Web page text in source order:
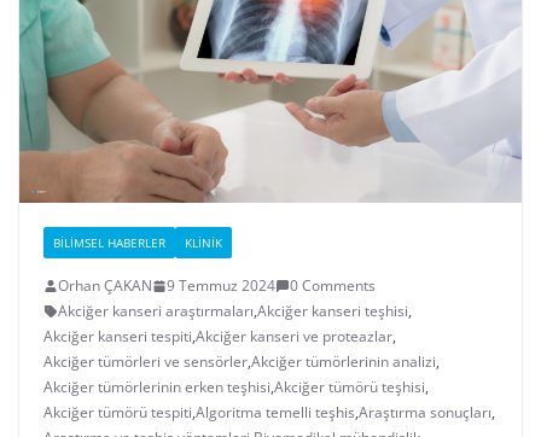
BILIMSEL HABERLER KLINIK
Orhan ÇAKAN 9 Temmuz 2024
0 Comments
Akciğer kanseri araştırmaları,Akciğer kanseri teşhisi,
Akciğer kanseri tespiti,Akciğer kanseri ve proteazlar,
Akciğer tümörleri ve sensörler,Akciğer tümörlerinin analizi,
Akciğer tümörlerinin erken teşhisi,Akciğer tümörü teşhisi,
Akciğer tümörü tespiti,Algoritma temelli teşhis,Araştırma sonuçları,